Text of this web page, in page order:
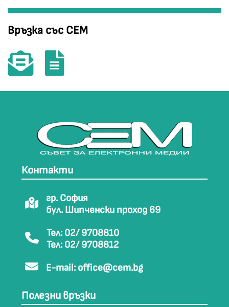
Връзка със СЕМ
Контакти
гр. София
бул. Шипченски проход 69
Тел: 02/ 9708810
Тел: 02/ 9708812
E-mail: office@cem.bg
Полезни връзки